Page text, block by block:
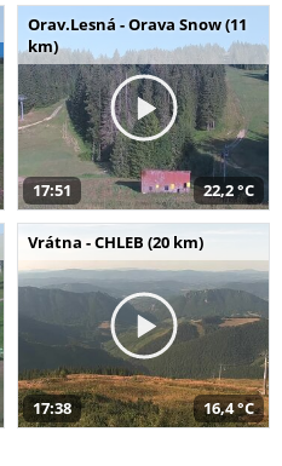
Orav.Lesná - Orava Snow (11
km)
17:51 22,2 °C
Vrátna - CHLEB (20 km)
17:38 16,4 °C